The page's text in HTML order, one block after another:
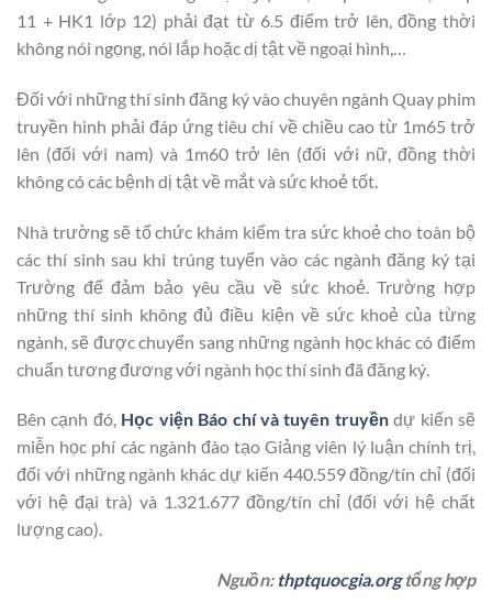
11 + HK1 lớp 12) phải đạt từ 6.5 điểm trở lên, đồng thời
không nói ngọng, nói lắp hoặc dị tật về ngoại hình,…
Đối với những thí sinh đăng ký vào chuyên ngành Quay phim
truyền hình phải đáp ứng tiêu chí về chiều cao từ 1m65 trở
lên (đối với nam) và 1m60 trở lên (đối với nữ, đồng thời
không có các bệnh dị tật về mắt và sức khoẻ tốt.
Nhà trường sẽ tổ chức khám kiểm tra sức khoẻ cho toàn bộ
các thí sinh sau khi trúng tuyển vào các ngành đăng ký tại
Trường để đảm bảo yêu cầu về sức khoẻ. Trường hợp
những thí sinh không đủ điều kiện về sức khoẻ của từng
ngành, sẽ được chuyển sang những ngành học khác có điểm
chuẩn tương đương với ngành học thí sinh đã đăng ký.
Bên cạnh đó, Học viện Báo chí và tuyên truyềndự kiến sẽ
miễn học phí các ngành đào tạo Giảng viên lý luận chính trị,
đối với những ngành khác dự kiến 440.559 đồng/tín chỉ (đối
với hệ đại trà) và 1.321.677 đồng/tín chỉ (đối với hệ chất
lượng cao).
Nguồn: thptquocgia.orgtổng hợp